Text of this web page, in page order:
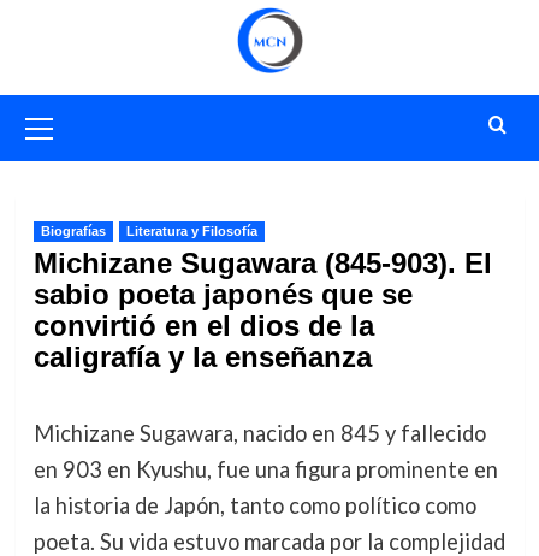
primario
Biografías Literatura y Filosofía
Michizane Sugawara (845-903). El
sabio poeta japonés que se
convirtió en el dios de la
caligrafía y la enseñanza
Michizane Sugawara, nacido en 845 y fallecido
en 903 en Kyushu, fue una figura prominente en
la historia de Japón, tanto como político como
poeta. Su vida estuvo marcada por la complejidad